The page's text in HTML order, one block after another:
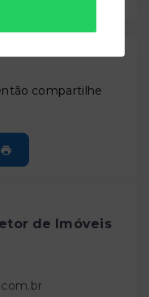
compartilhe
de Imóveis